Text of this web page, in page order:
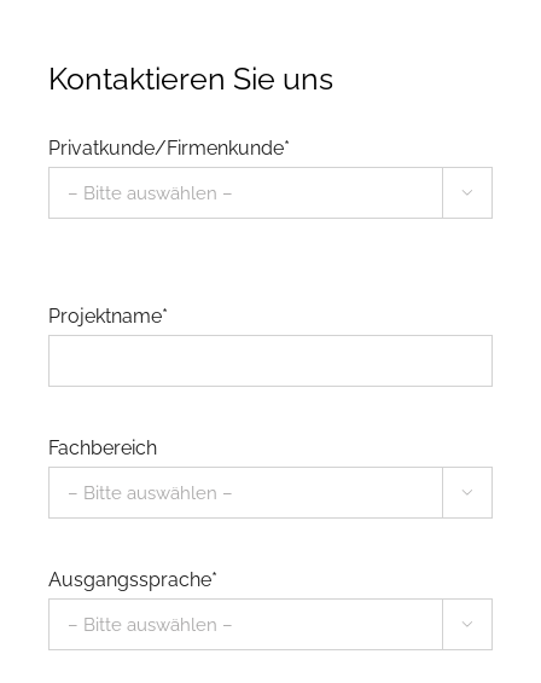
Kontaktieren Sie uns
Privatkunde/Firmenkunde*

Projektname*
Fachbereich

Ausgangssprache*
